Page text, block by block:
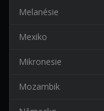
Melanésie
Mexiko
Mikronesie
Mozambik